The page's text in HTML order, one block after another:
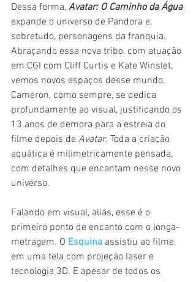
Dessa forma, Avatar: O Caminho da Água
expande o universo de Pandora e,
sobretudo, personagens da franquia.
Abraçando essa nova tribo, com atuação
em CGI com Cliff Curtis e Kate Winslet,
vemos novos espaços desse mundo.
Cameron, como sempre, se dedica
profundamente ao visual, justificando os
13 anos de demora para a estreia do
filme depois de Avatar. Toda a criação
aquática é milimetricamente pensada,
com detalhes que encantam nesse novo
universo.
Falando em visual, aliás, esse é o
primeiro ponto de encanto com o longa-
metragem. O Esquina assistiu ao filme
em uma tela com projeção laser e
tecnologia 3D. E apesar de todos os